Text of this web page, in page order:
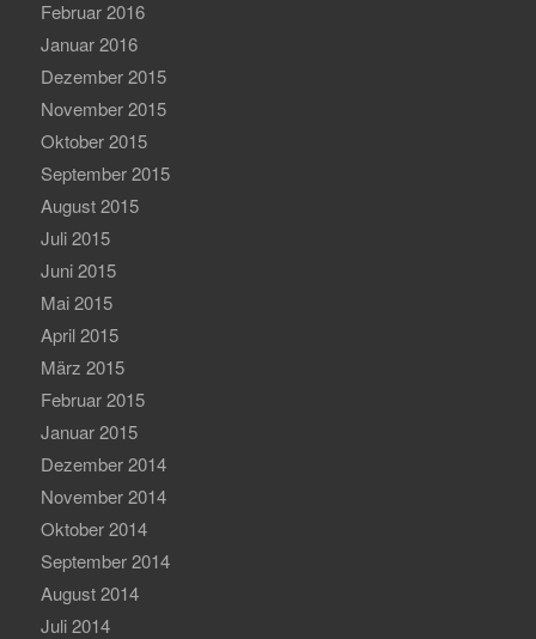
Februar 2016
Januar 2016
Dezember 2015
November 2015
Oktober 2015
September 2015
August 2015
Juli 2015
Juni 2015
Mai 2015
April 2015
März 2015
Februar 2015
Januar 2015
Dezember 2014
November 2014
Oktober 2014
September 2014
August 2014
Juli 2014